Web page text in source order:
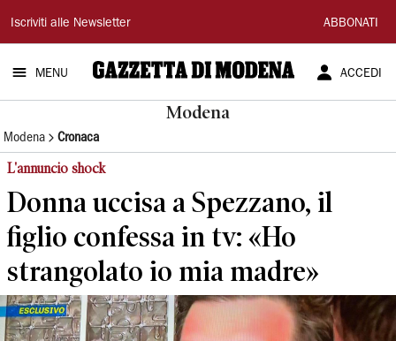
Gazzetta
di
Modena
Iscriviti alle Newsletter ABBONATI
MENU ACCEDI
Modena
Modena Cronaca
L'annuncio shock
Donna uccisa a Spezzano, il
figlio confessa in tv: «Ho
strangolato io mia madre»